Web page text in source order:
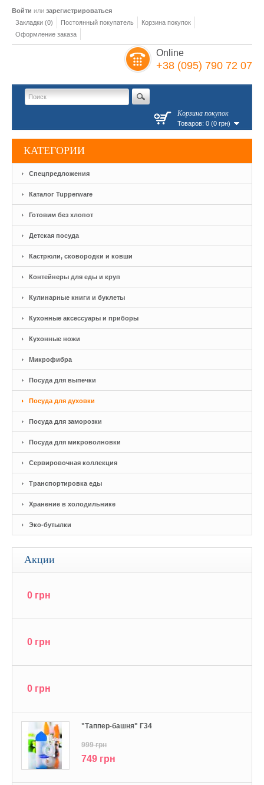
Войти или зарегистрироваться
Закладки (0)
Постоянный покупатель
Корзина покупок
Оформление заказа
Online
+38 (095) 790 72 07
Корзина покупок
Товаров: 0 (0 грн)
КАТЕГОРИИ
Спецпредложения
Каталог Tupperware
Готовим без хлопот
Детская посуда
Кастрюли, сковородки и ковши
Контейнеры для еды и круп
Кулинарные книги и буклеты
Кухонные аксессуары и приборы
Кухонные ножи
Микрофибра
Посуда для выпечки
Посуда для духовки
Посуда для заморозки
Посуда для микроволновки
Сервировочная коллекция
Транспортировка еды
Хранение в холодильнике
Эко-бутылки
Акции
0 грн
0 грн
0 грн
"Tаппер-башня" Г34
999 грн
749 грн